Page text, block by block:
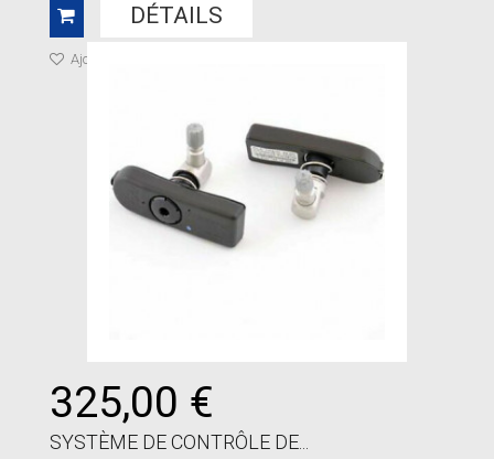
DÉTAILS
Ajouter à ma liste de cadeaux
325,00 €
SYSTÈME DE CONTRÔLE DE...